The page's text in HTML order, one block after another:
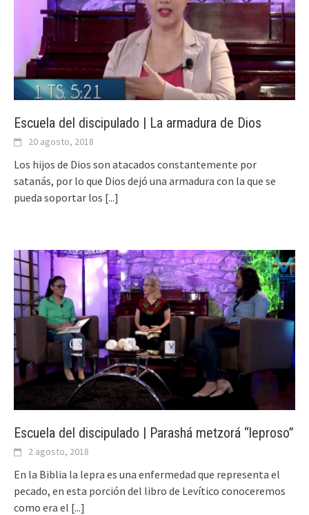
Escuela del discipulado | La armadura de Dios
20 agosto, 2018
Los hijos de Dios son atacados constantemente por
satanás, por lo que Dios dejó una armadura con la que se
pueda soportar los [...]
Escuela del discipulado | Parashá metzorá “leproso”
2 agosto, 2018
En la Biblia la lepra es una enfermedad que representa el
pecado, en esta porción del libro de Levítico conoceremos
como era el [...]